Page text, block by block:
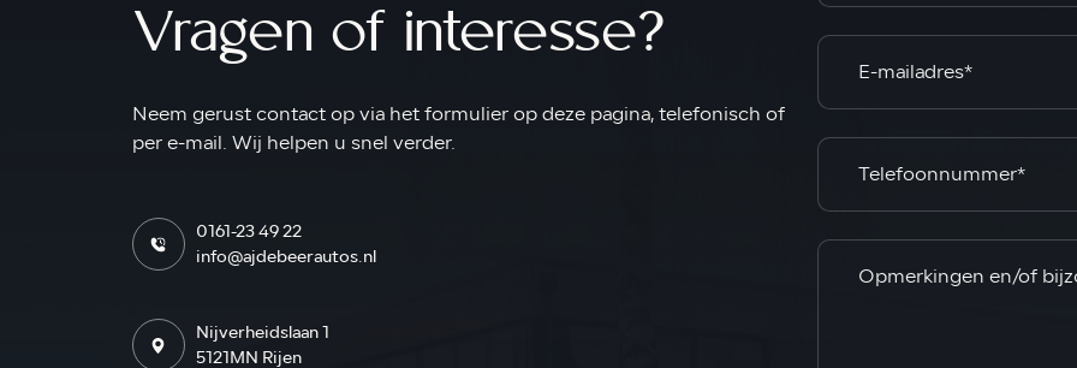
Vragen of interesse?
Neem gerust contact op via het formulier op deze pagina, telefonisch of
per e-mail. Wij helpen u snel verder.
0161-23 49 22
info@ajdebeerautos.nl
Nijverheidslaan 1
5121MN Rijen